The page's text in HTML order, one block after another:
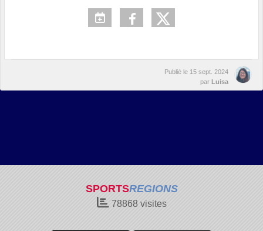
Publié le 15 sept. 2024
par Luisa
SPORTSREGIONS
78868visites